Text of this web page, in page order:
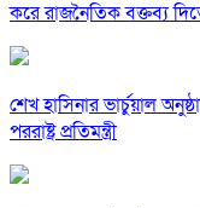
করে রাজনৈতিক বক্তব্য
শেখ হাসিনার ভার্চুয়াল
পররাষ্ট্র প্রতিমন্ত্রী